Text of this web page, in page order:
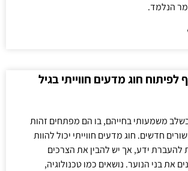
הנלמד.
חוג מדעים חווייתי בגיל
בשלב משמעותי בחייהם, בו הם מפתחים זהות
חדשים. חוג מדעים חווייתי יכול להוות
להעברת ידע, אך יש להבין את הצרכים
את בני הנוער. נושאים כמו טכנולוגיה,